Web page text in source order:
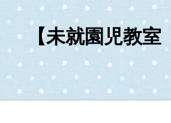
【未就園児教室